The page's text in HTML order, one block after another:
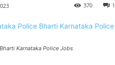
1
370
Karnataka Police Jobs